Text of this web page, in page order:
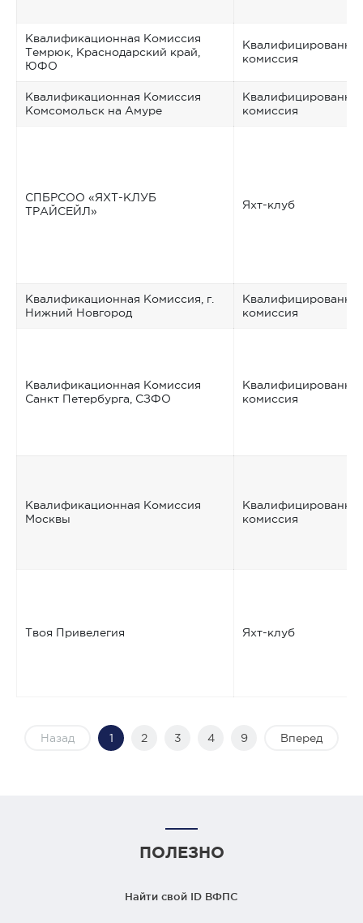
Квалификационная Комиссия
Темрюк, Краснодарский край,
ЮФО
комиссия
Квалификационная Комиссия
Комсомольск на Амуре
комиссия
СПБРСОО «ЯХТ-КЛУБ
ТРАЙСЕЙЛ»
Яхт-клуб
Квалификационная Комиссия, г.
Нижний Новгород
комиссия
Квалификационная Комиссия
Санкт Петербурга, СЗФО
комиссия
Квалификационная Комиссия
Москвы
комиссия
Твоя Привелегия Яхт-клуб
Назад 1 2 3 4 9 Вперед
ПОЛЕЗНО
Найти свой ID ВФПС